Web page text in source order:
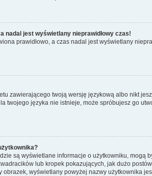
nadal jest wyświetlany nieprawidłowy czas!
prawidłowo, a czas nadal jest wyświetlany
zawierającego twoją wersję językową albo nikt
twojego języka nie istnieje, może spróbujesz go
są wyświetlane informacje o użytkowniku,
lub kropek pokazujących, jak dużo
wyświetlany powyżej nazwy użytkownika